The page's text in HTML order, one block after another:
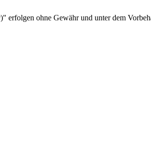
ohne Gewähr und unter dem